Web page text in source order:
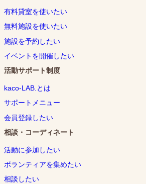
有料貸室を使いたい
無料施設を使いたい
施設を予約したい
イベントを開催したい
活動サポート制度
kaco-LAB.とは
サポートメニュー
会員登録したい
相談・コーディネート
活動に参加したい
ボランティアを集めたい
相談したい